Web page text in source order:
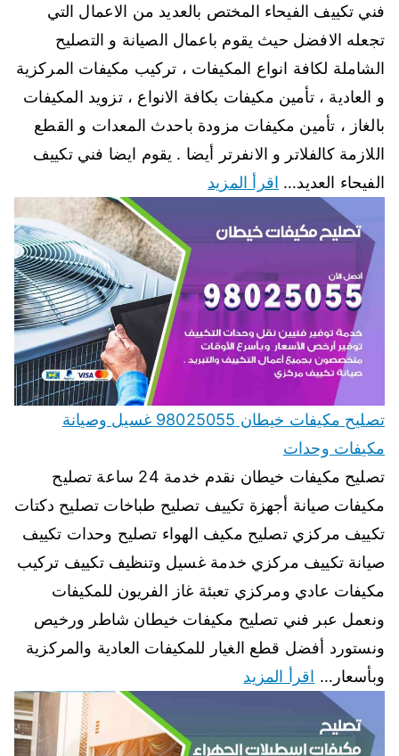
فني تكييف الفيحاء المختص بالعديد من الاعمال التي
تجعله الافضل حيث يقوم باعمال الصيانة و التصليح
الشاملة لكافة انواع المكيفات ، تركيب مكيفات المركزية
و العادية ، تأمين مكيفات بكافة الانواع ، تزويد المكيفات
بالغاز ، تأمين مكيفات مزودة باحدث المعدات و القطع
اللازمة كالفلاتر و الانفرتر أيضا . يقوم ايضا فني تكييف
الفيحاء العديد… اقرأ المزيد
تصليح مكيفات خيطان 98025055 غسيل وصيانة
مكيفات وحدات
تصليح مكيفات خيطان نقدم خدمة 24 ساعة تصليح
مكيفات صيانة أجهزة تكييف تصليح طباخات تصليح دكتات
تكييف مركزي تصليح مكيف الهواء تصليح وحدات تكييف
صيانة تكييف مركزي خدمة غسيل وتنظيف تكييف تركيب
مكيفات عادي ومركزي تعبئة غاز الفريون للمكيفات
ونعمل عبر فني تصليح مكيفات خيطان شاطر ورخيص
ونستورد أفضل قطع الغيار للمكيفات العادية والمركزية
وبأسعار… اقرأ المزيد